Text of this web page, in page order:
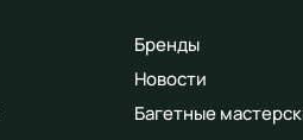
Бренды
Новости
Багетные